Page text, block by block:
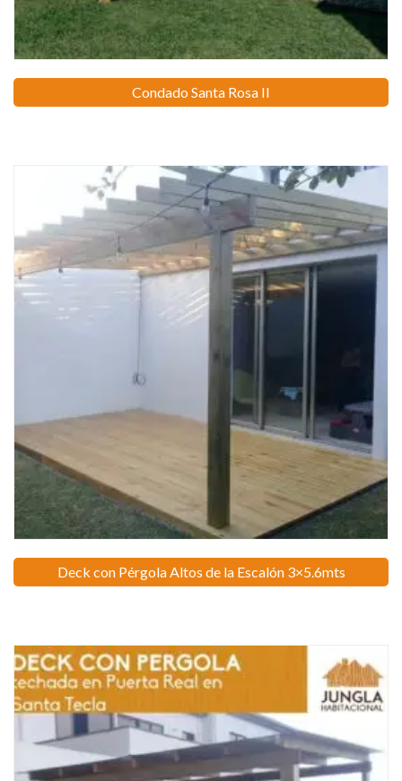
Condado Santa Rosa II
Deck con Pérgola Altos de la Escalón 3×5.6mts